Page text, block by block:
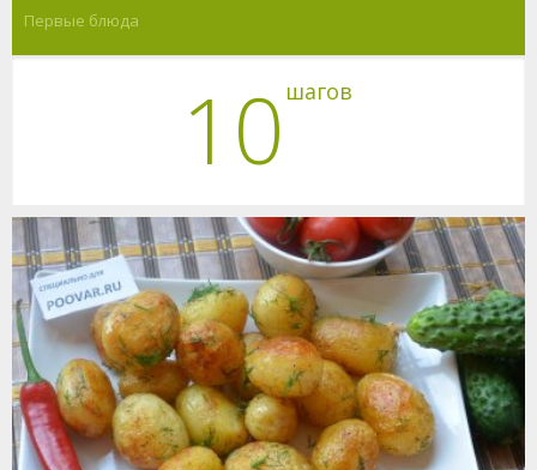
Первые блюда
10 шагов